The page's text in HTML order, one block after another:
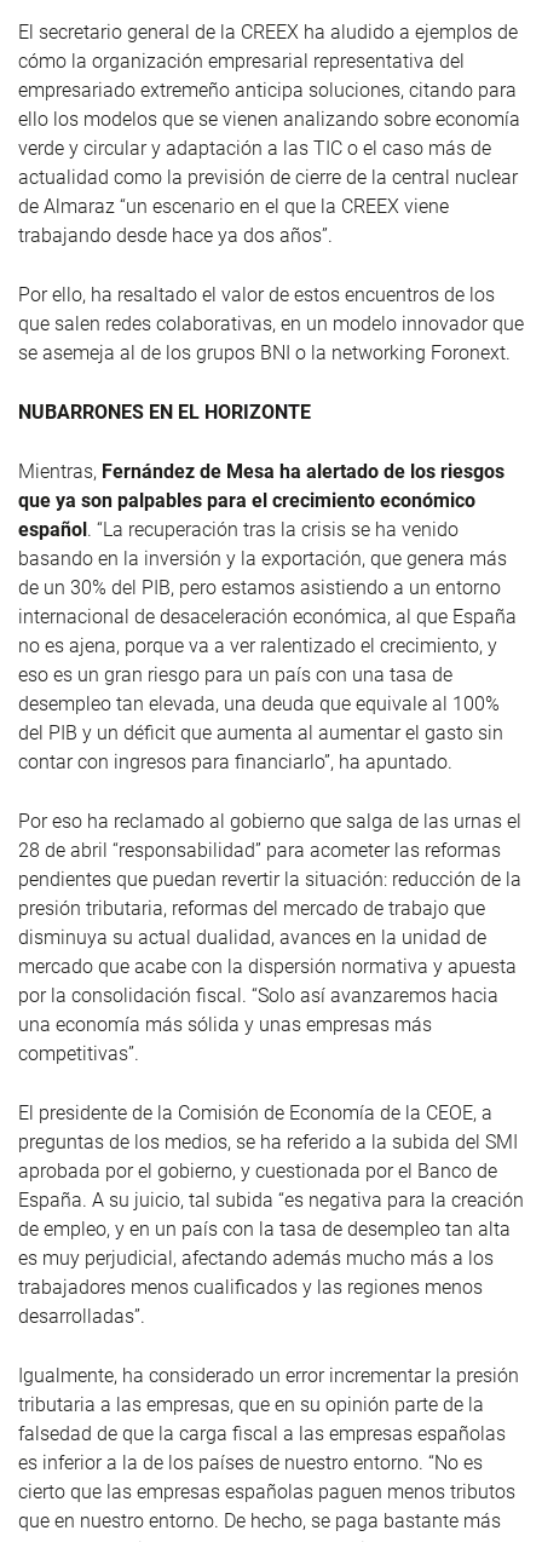
El secretario general de la CREEX ha aludido a ejemplos de
cómo la organización empresarial representativa del
empresariado extremeño anticipa soluciones, citando para
ello los modelos que se vienen analizando sobre economía
verde y circular y adaptación a las TIC o el caso más de
actualidad como la previsión de cierre de la central nuclear
de Almaraz “un escenario en el que la CREEX viene
trabajando desde hace ya dos años”.
Por ello, ha resaltado el valor de estos encuentros de los
que salen redes colaborativas, en un modelo innovador que
se asemeja al de los grupos BNI o la networking Foronext.
NUBARRONES EN EL HORIZONTE
Mientras, Fernández de Mesa ha alertado de los riesgos
que ya son palpables para el crecimiento económico
español . “La recuperación tras la crisis se ha venido
basando en la inversión y la exportación, que genera más
de un 30% del PIB, pero estamos asistiendo a un entorno
internacional de desaceleración económica, al que España
no es ajena, porque va a ver ralentizado el crecimiento, y
eso es un gran riesgo para un país con una tasa de
desempleo tan elevada, una deuda que equivale al 100%
del PIB y un déficit que aumenta al aumentar el gasto sin
contar con ingresos para financiarlo”, ha apuntado.
Por eso ha reclamado al gobierno que salga de las urnas el
28 de abril “responsabilidad” para acometer las reformas
pendientes que puedan revertir la situación: reducción de la
presión tributaria, reformas del mercado de trabajo que
disminuya su actual dualidad, avances en la unidad de
mercado que acabe con la dispersión normativa y apuesta
por la consolidación fiscal. “Solo así avanzaremos hacia
una economía más sólida y unas empresas más
competitivas”.
El presidente de la Comisión de Economía de la CEOE, a
preguntas de los medios, se ha referido a la subida del SMI
aprobada por el gobierno, y cuestionada por el Banco de
España. A su juicio, tal subida “es negativa para la creación
de empleo, y en un país con la tasa de desempleo tan alta
es muy perjudicial, afectando además mucho más a los
trabajadores menos cualificados y las regiones menos
desarrolladas”.
Igualmente, ha considerado un error incrementar la presión
tributaria a las empresas, que en su opinión parte de la
falsedad de que la carga fiscal a las empresas españolas
es inferior a la de los países de nuestro entorno. “No es
cierto que las empresas españolas paguen menos tributos
que en nuestro entorno. De hecho, se paga bastante más